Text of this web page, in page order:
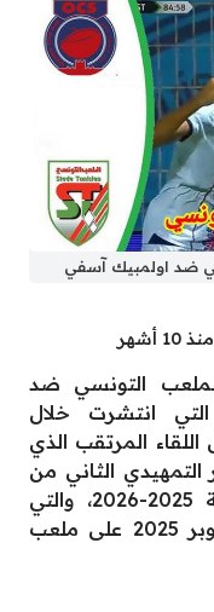
ضد اولمبيك آسفي
منذ 10 أشهر
التونسي ضد
انتشرت خلال
المرتقب الذي
الثاني من
بطولة كأس الكونفدرالية الإفريقية 2025-2026، والتي
ستقام مساء اليوم السبت 25 أكتوبر 2025 على ملعب